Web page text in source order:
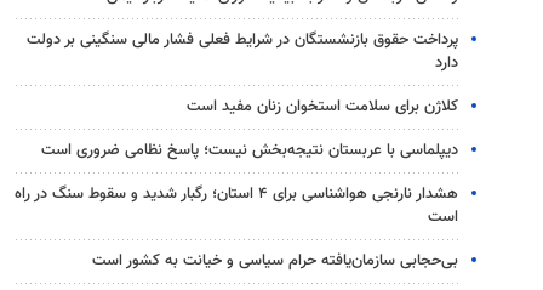
پرداخت حقوق بازنشستگان در شرایط فعلی فشار مالی سنگینی بر دولت
دارد
کلاژن برای سلامت استخوان زنان مفید است
دیپلماسی با عربستان نتیجه‌بخش نیست؛ پاسخ نظامی ضروری است
هشدار نارنجی هواشناسی برای ۴ استان؛ رگبار شدید و سقوط سنگ در راه
است
بی‌حجابی سازمان‌یافته حرام سیاسی و خیانت به کشور است